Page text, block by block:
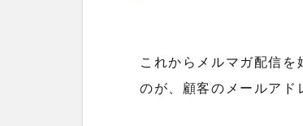
これからメルマガ配信
のが、顧客のメールアド